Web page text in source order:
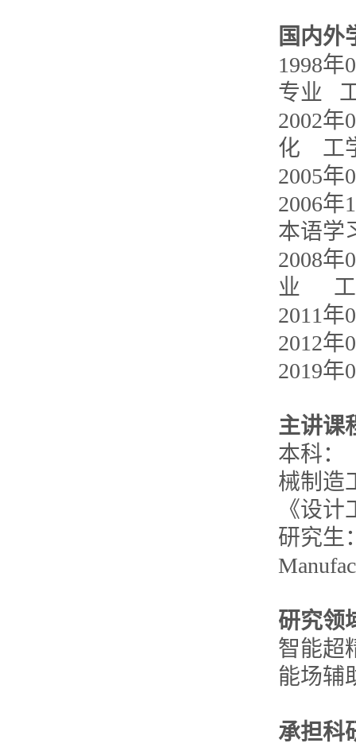
国内外
1998
专业
2002
化 工
2005
2006年
本语
2008
业
2011
2012
2019
主讲课
本科：
械制造
《设
研究生
研究领
智能超
能场辅
承担科